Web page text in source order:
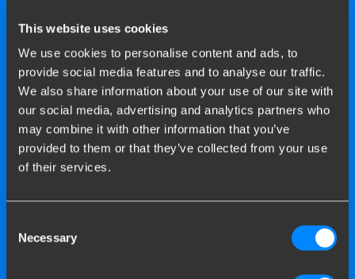
This website uses cookies
We use cookies to personalise content and ads, to
provide social media features and to analyse our traffic.
We also share information about your use of our site with
our social media, advertising and analytics partners who
may combine it with other information that you’ve
provided to them or that they’ve collected from your use
of their services.
Selection
Necessary
Vind een Brink
montagestation bij u in de
buurt.